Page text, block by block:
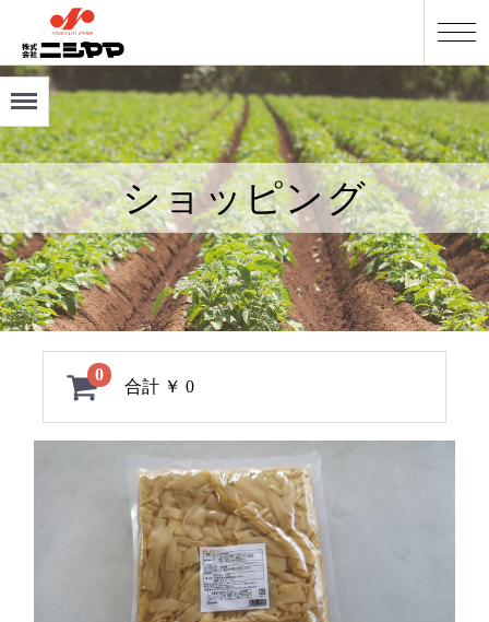
ショッピング
0
合計 ￥ 0
Menu